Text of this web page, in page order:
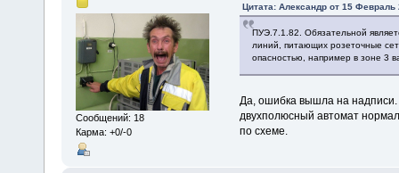
Сообщений: 18
Карма: +0/-0
Цитата: Алексaндр от 15 Февраль
ПУЭ.7.1.82. Обязательной
линий, питающих розеточные
опасностью, например в зоне 3
Да, ошибка вышла на
двухполюсный автомат
по схеме.